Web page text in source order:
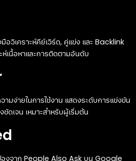
อวิเคราะห์คีย์เวิร์ด, คู่แข่ง และ Backlink
ห์เนื้อหาและการติดตามอันดับ
ามง่ายในการใช้งาน แสดงระดับการแข่งขัน
ดเจน เหมาะสำหรับผู้เริ่มต้น
องจาก People Also Ask บน Google